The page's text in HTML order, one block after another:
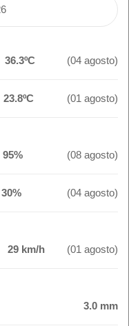
36.3ºC (04 agosto)
23.8ºC (01 agosto)
95% (08 agosto)
30% (04 agosto)
29 km/h (01 agosto)
3.0 mm